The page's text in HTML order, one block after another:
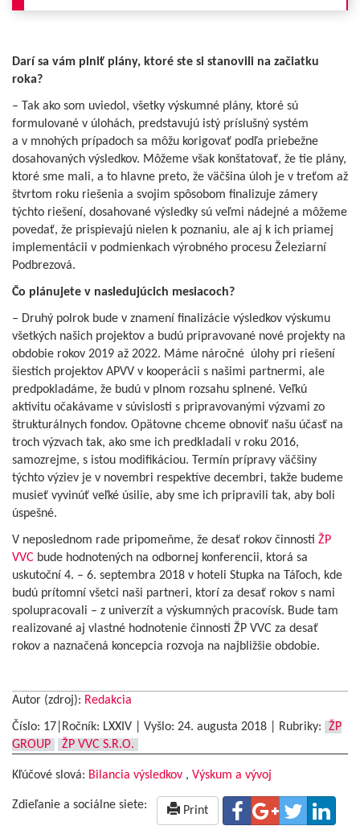
Darí sa vám plniť plány, ktoré ste si stanovili na začiatku
roka?
– Tak ako som uviedol, všetky výskumné plány, ktoré sú
formulované v úlohách, predstavujú istý príslušný systém
a v mnohých prípadoch sa môžu korigovať podľa priebežne
dosahovaných výsledkov. Môžeme však konštatovať, že tie plány,
ktoré sme mali, a to hlavne preto, že väčšina úloh je v treťom až
štvrtom roku riešenia a svojim spôsobom finalizuje zámery
týchto riešení, dosahované výsledky sú veľmi nádejné a môžeme
povedať, že prispievajú nielen k poznaniu, ale aj k ich priamej
implementácii v podmienkach výrobného procesu Železiarní
Podbrezová.
Čo plánujete v nasledujúcich mesiacoch?
– Druhý polrok bude v znamení finalizácie výsledkov výskumu
všetkých našich projektov a budú pripravované nové projekty na
obdobie rokov 2019 až 2022. Máme náročné úlohy pri riešení
šiestich projektov APVV v kooperácii s našimi partnermi, ale
predpokladáme, že budú v plnom rozsahu splnené. Veľkú
aktivitu očakávame v súvislosti s pripravovanými výzvami zo
štrukturálnych fondov. Opätovne chceme obnoviť našu účasť na
troch výzvach tak, ako sme ich predkladali v roku 2016,
samozrejme, s istou modifikáciou. Termín prípravy väčšiny
týchto výziev je v novembri respektíve decembri, takže budeme
musieť vyvinúť veľké úsilie, aby sme ich pripravili tak, aby boli
úspešné.
V neposlednom rade pripomeňme, že desať rokov činnosti ŽP
VVC bude hodnotených na odbornej konferencii, ktorá sa
uskutoční 4. – 6. septembra 2018 v hoteli Stupka na Táľoch, kde
budú prítomní všetci naši partneri, ktorí za desať rokov s nami
spolupracovali – z univerzít a výskumných pracovísk. Bude tam
realizované aj vlastné hodnotenie činnosti ŽP VVC za desať
rokov a naznačená koncepcia rozvoja na najbližšie obdobie.
Autor (zdroj): Redakcia
Číslo: 17|Ročník: LXXIV | Vyšlo: 24. augusta 2018 Rubriky:
ŽP
GROUP
ŽP VVC S.R.O.
Kľúčové slová: Bilancia výsledkov , Výskum a vývoj
Zdieľanie a sociálne siete: Print